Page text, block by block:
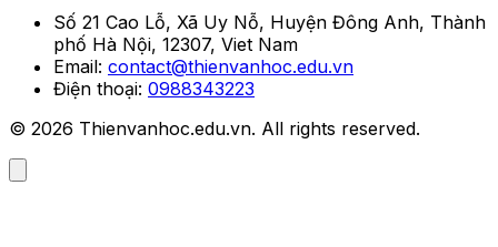
Số 21 Cao Lỗ, Xã Uy Nỗ, Huyện Đông Anh, Thành
phố Hà Nội, 12307, Viet Nam
Email: contact@thienvanhoc.edu.vn
Điện thoại: 0988343223
© 2026 Thienvanhoc.edu.vn. All rights reserved.